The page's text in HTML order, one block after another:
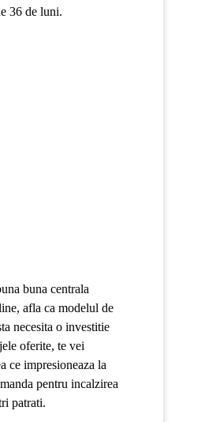
36 de luni.
buna centrala
afla ca modelul de
necesita o investitie
oferite, te vei
ce impresioneaza la
pentru incalzirea
patrati.